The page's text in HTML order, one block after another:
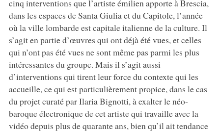
cinq interventions que l’artiste émilien apporte à Brescia,
dans les espaces de Santa Giulia et du Capitole, l’année
où la ville lombarde est capitale italienne de la culture. Il
s’agit en partie d’œuvres qui ont déjà été vues, et celles
qui n’ont pas été vues ne sont même pas parmi les plus
intéressantes du groupe. Mais il s’agit aussi
d’interventions qui tirent leur force du contexte qui les
accueille, ce qui est particulièrement propice, dans le cas
du projet curaté par Ilaria Bignotti, à exalter le néo-
baroque électronique de cet artiste qui travaille avec la
vidéo depuis plus de quarante ans, bien qu’il ait tendance